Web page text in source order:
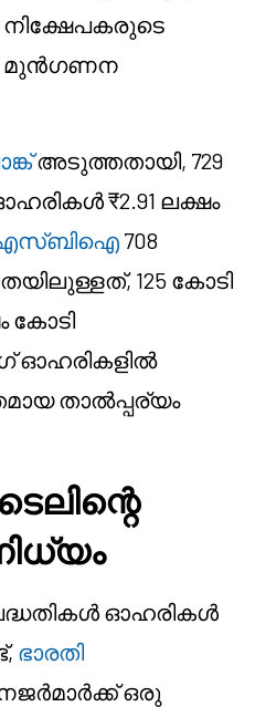
നിക്ഷേപകരുടെ
മുൻഗണന
അടുത്തതായി, 729
₹2.91 ലക്ഷം
708
125 കോടി
കോടി
ഓഹരികളിൽ
താൽപ്പര്യം
ഓഹരികൾ
ഭാരതി
ഒരു